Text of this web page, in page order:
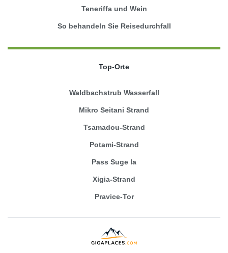
Teneriffa und Wein
So behandeln Sie Reisedurchfall
Top-Orte
Waldbachstrub Wasserfall
Mikro Seitani Strand
Tsamadou-Strand
Potami-Strand
Pass Suge la
Xigia-Strand
Pravice-Tor